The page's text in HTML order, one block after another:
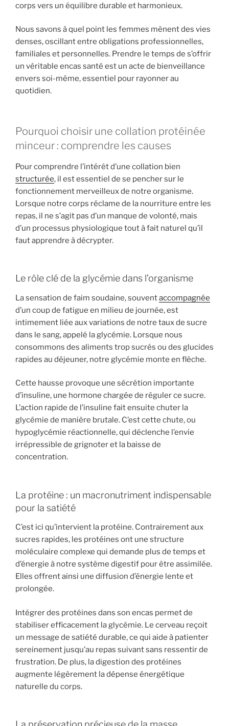
corps vers un équilibre durable et harmonieux.
Nous savons à quel point les femmes mènent des vies
denses, oscillant entre obligations professionnelles,
familiales et personnelles. Prendre le temps de s’offrir
un véritable encas santé est un acte de bienveillance
envers soi-même, essentiel pour rayonner au
quotidien.
Pourquoi choisir une collation protéinée
minceur : comprendre les causes
Pour comprendre l’intérêt d’une collation bien
structurée, il est essentiel de se pencher sur le
fonctionnement merveilleux de notre organisme.
Lorsque notre corps réclame de la nourriture entre les
repas, il ne s’agit pas d’un manque de volonté, mais
d’un processus physiologique tout à fait naturel qu’il
faut apprendre à décrypter.
Le rôle clé de la glycémie dans l’organisme
La sensation de faim soudaine, souventaccompagnée
d’un coup de fatigue en milieu de journée, est
intimement liée aux variations de notre taux de sucre
dans le sang, appelé la glycémie. Lorsque nous
consommons des aliments trop sucrés ou des glucides
rapides au déjeuner, notre glycémie monte en flèche.
Cette hausse provoque une sécrétion importante
d’insuline, une hormone chargée de réguler ce sucre.
L’action rapide de l’insuline fait ensuite chuter la
glycémie de manière brutale. C’est cette chute, ou
hypoglycémie réactionnelle, qui déclenche l’envie
irrépressible de grignoter et la baisse de
concentration.
La protéine : un macronutriment indispensable
pour la satiété
C’est ici qu’intervient la protéine. Contrairement aux
sucres rapides, les protéines ont une structure
moléculaire complexe qui demande plus de temps et
d’énergie à notre système digestif pour être assimilée.
Elles offrent ainsi une diffusion d’énergie lente et
prolongée.
Intégrer des protéines dans son encas permet de
stabiliser efficacement la glycémie. Le cerveau reçoit
un message de satiété durable, ce qui aide à patienter
sereinement jusqu’au repas suivant sans ressentir de
frustration. De plus, la digestion des protéines
augmente légèrement la dépense énergétique
naturelle du corps.